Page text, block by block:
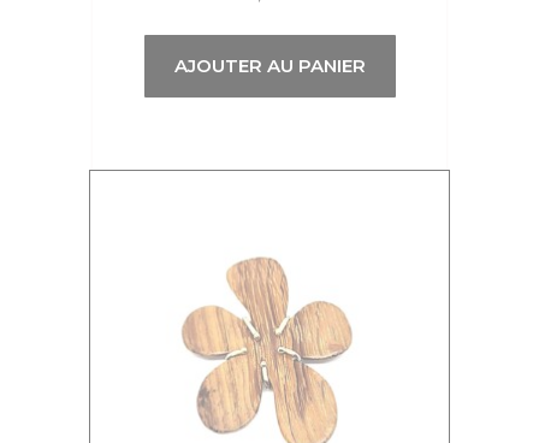
AJOUTER AU PANIER